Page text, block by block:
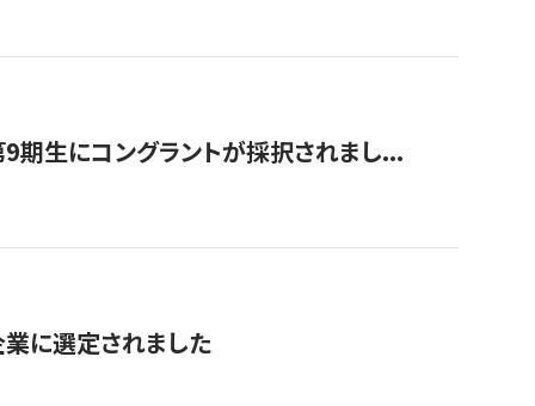
9期生にコングラントが採択されまし...
に選定されました